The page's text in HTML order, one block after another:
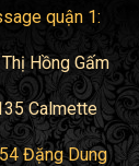
quận 1:
Hồng Gấm
Calmette
Đặng Dung